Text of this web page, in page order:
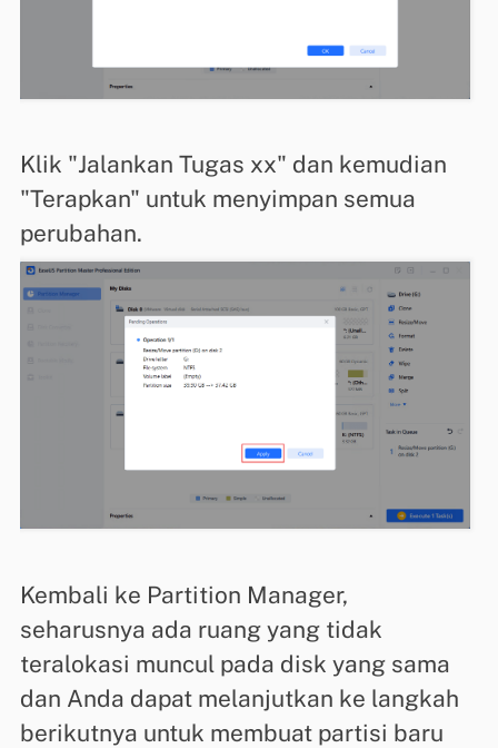
Klik "Jalankan Tugas xx" dan kemudian
"Terapkan" untuk menyimpan semua
perubahan.
Kembali ke Partition Manager,
seharusnya ada ruang yang tidak
teralokasi muncul pada disk yang sama
dan Anda dapat melanjutkan ke langkah
berikutnya untuk membuat partisi baru